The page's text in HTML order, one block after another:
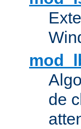
de